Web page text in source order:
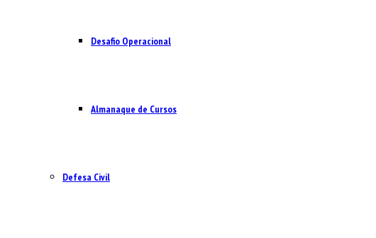
Desafio Operacional
Almanaque de Cursos
Defesa Civil